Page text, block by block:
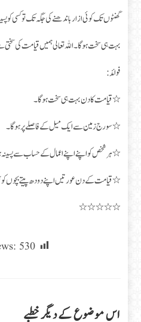
گھنٹوں تک کوئی ازار باندھنے کی جگہ تک تو کسی کو
بہت ہی سخت ہوگا۔ اللہ تعالی ہمیں قیامت کی
فوائد:
٭ قیامت کا دن بہت ہی سخت ہوگا۔
٭ سورج زمین سے ایک میل کے فاصلے پر ہو گا۔
٭ ہر شخص کو اپنے اپنے اعمال کے حساب سے پسینہ
٭ قیامت کے دن عورتیں اپنے دودھ پیتے بچوں
٭٭٭٭٭
530
اس موضوع کے دیگر خطبے